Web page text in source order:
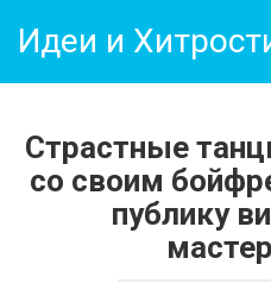
контенту
Идеи и
Страстные
со своим
публику